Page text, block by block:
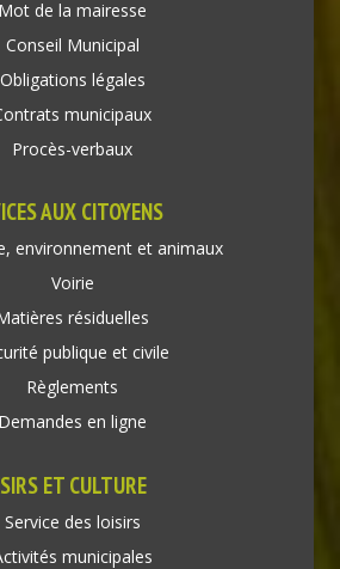
Mot de la mairesse
Conseil Municipal
Obligations légales
municipaux
Procès-verbaux
AUX CITOYENS
environnement et animaux
Voirie
résiduelles
publique et civile
Règlements
Demandes en ligne
ET CULTURE
Service des loisirs
municipales